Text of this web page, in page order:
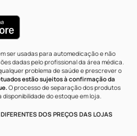
ser usadas para automedicação e não
dadas pelo profissional da área médica.
problema de saúde e prescrever o
estão sujeitos à confirmação da
O processo de separação dos produtos
do estoque em loja.
DOS PREÇOS DAS LOJAS